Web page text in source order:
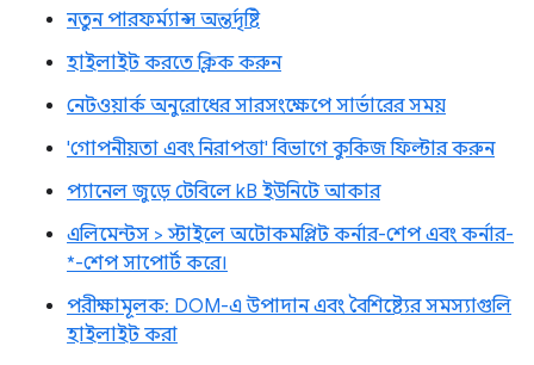
নতুন পারফর্ম্যান্স অন্তর্দৃষ্টি
হাইলাইট করতে ক্লিক করুন
নেটওয়ার্ক অনুরোধের সারসংক্ষেপে সার্ভারের সময়
'গোপনীয়তা এবং নিরাপত্তা' বিভাগে কুকিজ ফিল্টার করুন
প্যানেল জুড়ে টেবিলে kB ইউনিটে আকার
এলিমেন্টস > স্টাইলে অটোকমপ্লিট কর্নার-শেপ এবং কর্নার-
*-শেপ সাপোর্ট করে।
পরীক্ষামূলক: DOM-এ উপাদান এবং বৈশিষ্ট্যের সমস্যাগুলি
হাইলাইট করা